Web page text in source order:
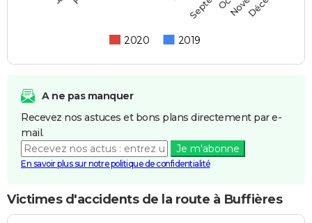
2020 2019
A ne pas manquer
Recevez nos astuces et bons plans directement par e-
mail.
Je m'abonne
En savoir plus sur notre politique de confidentialité
Victimes d'accidents de la route à Buffières